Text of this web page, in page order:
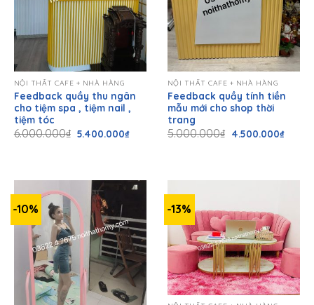
NỘI THẤT CAFE + NHÀ HÀNG
Feedback quầy thu ngân
cho tiệm spa , tiệm nail ,
tiệm tóc
6.000.000₫ Giá
gốc
5.400.000₫Giá
hiện
NỘI THẤT CAFE + NHÀ HÀNG
Feedback quầy tính tiền
mẫu mới cho shop thời
trang
5.000.000₫ Giá
gốc
4.500.000₫Giá
hiện
-10% -13%